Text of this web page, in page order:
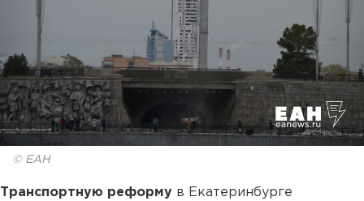
© ЕАН
Транспортную реформу в Екатеринбурге